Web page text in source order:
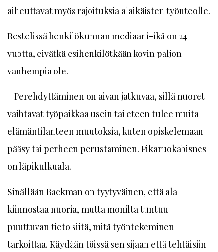
aiheuttavat myös rajoituksia alaikäisten työnteolle.
Restelissä henkilökunnan mediaani-ikä on 24
vuotta, eivätkä esihenkilötkään kovin paljon
vanhempia ole.
– Perehdyttäminen on aivan jatkuvaa, sillä nuoret
vaihtavat työpaikkaa usein tai eteen tulee muita
elämäntilanteen muutoksia, kuten opiskelemaan
pääsy tai perheen perustaminen. Pikaruokabisnes
on läpikulkuala.
Sinällään Backman on tyytyväinen, että ala
kiinnostaa nuoria, mutta monilta tuntuu
puuttuvan tieto siitä, mitä työntekeminen
tarkoittaa. Käydään töissä sen sijaan että tehtäisiin